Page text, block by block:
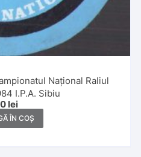
Național Raliul
I.P.A. Sibiu
lei
ÎN COȘ